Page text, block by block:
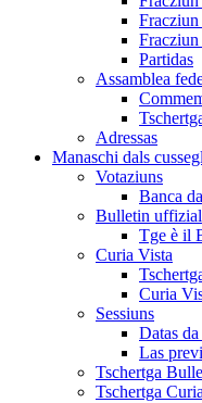
Fracziun
Partidas
Assamblea
Adressas
Manaschi dals
Votaziuns
Banca
Bulletin uffizial
Tge è il
Curia Vista
Curia
Sessiuns
Datas da
Las
Tschertga
Tschertga